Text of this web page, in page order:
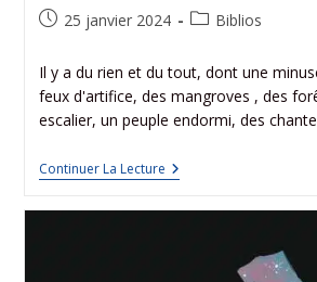
25 janvier 2024 Biblios
Il y a du rien et du tout, dont une
feux d'artifice, des mangroves , des
escalier, un peuple endormi, des
Continuer La Lecture